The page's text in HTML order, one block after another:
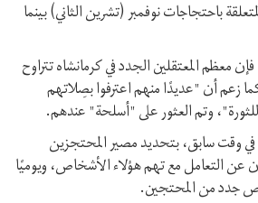
باحتجاجات نوفمبر (تشرين الثاني) بينما
معظم المعتقلين الجدد في كرمانشاه تتراوح
20 و35 سنة. كما زعم أن "عديدًا منهم اعترفوا بصِلاتهم
وتم العثور على "أسلحة" عندهم.
وقت سابق، بتحديد مصير المحتجزين
عن التعامل مع تهم هؤلاء الأشخاص، ويوميًا
جدد من المحتجين.